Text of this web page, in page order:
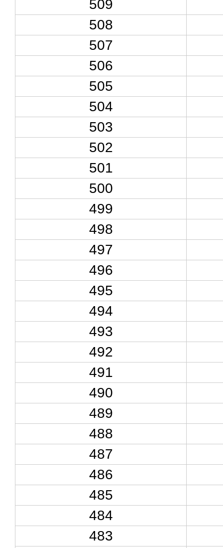
509
508
507
506
505
504
503
502
501
500
499
498
497
496
495
494
493
492
491
490
489
488
487
486
485
484
483